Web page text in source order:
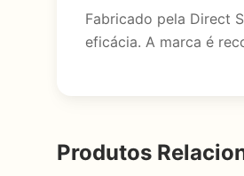
Fabricado pela Direct
eficácia. A marca é
Produtos